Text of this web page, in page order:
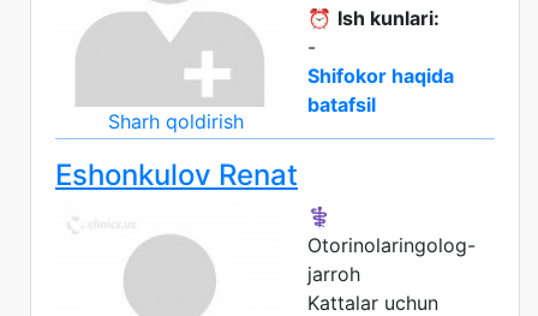
Sharh qoldirish
⏰ Ish kunlari:
-
Shifokor haqida
batafsil
Eshonkulov Renat
⚕️
Otorinolaringolog-
jarroh
Kattalar uchun